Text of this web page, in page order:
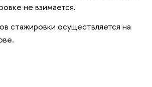
не взимается.
стажировки осуществляется на